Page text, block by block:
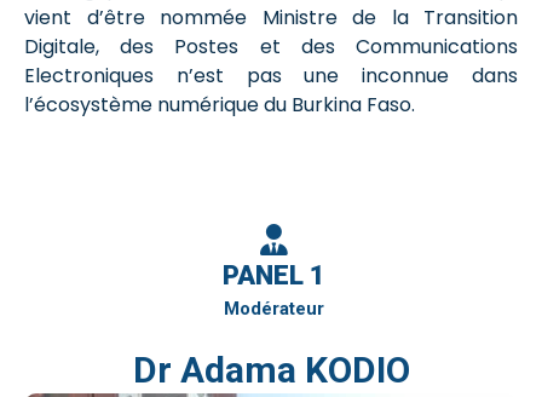
vient d’être nommée Ministre de la Transition
Digitale, des Postes et des Communications
Electroniques n’est pas une inconnue dans
l’écosystème numérique du Burkina Faso.
PANEL 1
Modérateur
Dr Adama KODIO